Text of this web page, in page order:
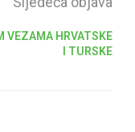
VEZAMA HRVATSKE
I TURSKE